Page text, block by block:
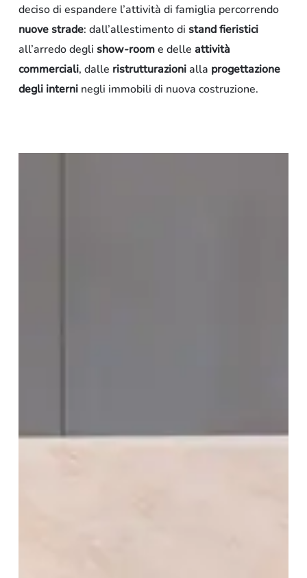
decisodi espandere l’attività di famiglia percorrendo
nuovestrade: dall’allestimentodi standfieristici
all’arredodegli show-roome delle attività
commerciali, dalle ristrutturazionialla progettazione
degli interninegli immobili di nuova costruzione.